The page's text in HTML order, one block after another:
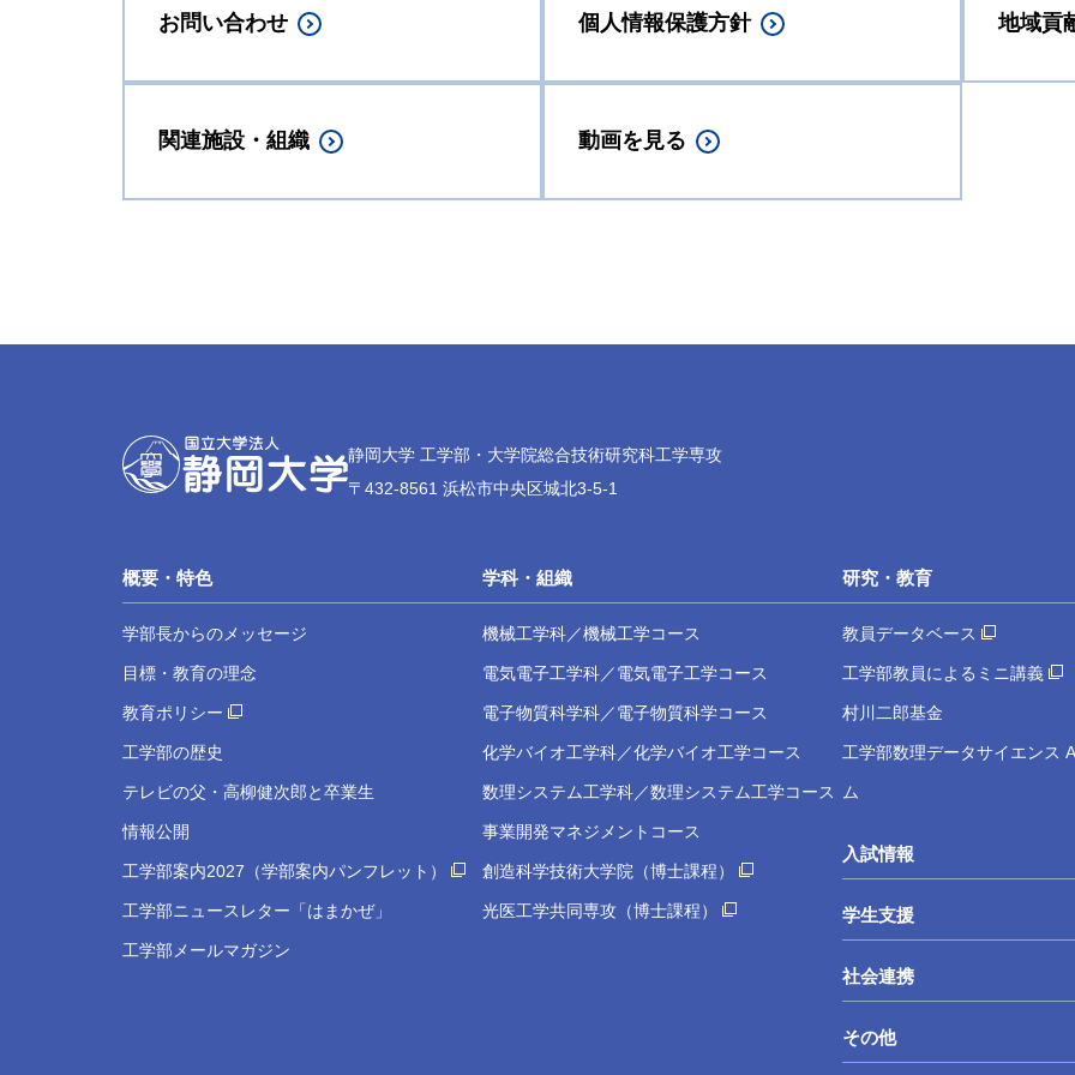
お問い合わせ 個人情報保護方針 地域貢
関連施設・組織 動画を見る
静岡大学 工学部・大学院総合技術研究科工学専攻
〒432-8561 浜松市中央区城北3-5-1
概要・特色
学部長からのメッセージ
目標・教育の理念
教育ポリシー
工学部の歴史
テレビの父・高柳健次郎と卒業生
情報公開
工学部案内2027（学部案内パンフレット）
工学部ニュースレター「はまかぜ」
工学部メールマガジン
学科・組織
機械工学科／機械工学コース
電気電子工学科／電気電子工学コース
電子物質科学科／電子物質科学コース
化学バイオ工学科／化学バイオ工学コース
数理システム工学科／数理システム工学コース
事業開発マネジメントコース
創造科学技術大学院（博士課程）
光医工学共同専攻（博士課程）
研究・教育
教員データベース
工学部教員によるミニ講義
村川二郎基金
工学部数理データサイエンス
ム
入試情報
学生支援
社会連携
その他